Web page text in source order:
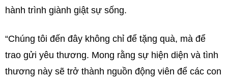
hành trình giành giật sự sống.
“Chúng tôi đến đây không chỉ để tặng quà, mà để
trao gửi yêu thương. Mong rằng sự hiện diện và tình
thương này sẽ trở thành nguồn động viên để các con